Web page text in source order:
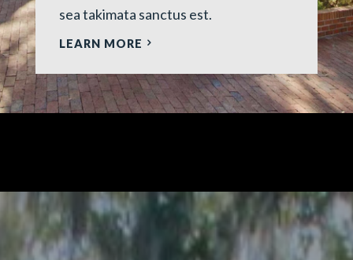
sea takimata sanctus est.
LEARN MORE